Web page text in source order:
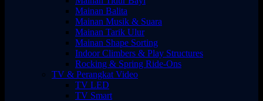
Mainan Balita
Mainan Musik & Suara
Mainan Tarik Ulur
Mainan Shape Sorting
Indoor Climbers & Play Structures
Rocking & Spring Ride-Ons
TV & Perangkat Video
TV LED
TV Smart